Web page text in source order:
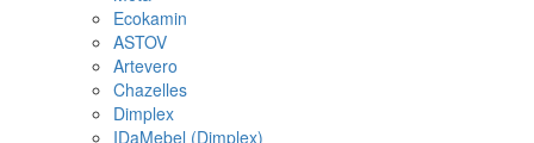
Ecokamin
ASTOV
Artevero
Chazelles
Dimplex
IDaMebel (Dimplex)